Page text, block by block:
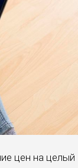
цен на целый